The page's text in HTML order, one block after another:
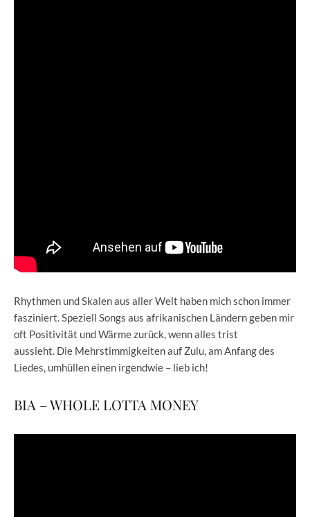
Rhythmen und Skalen aus aller Welt haben mich schon immer
fasziniert. Speziell Songs aus afrikanischen Ländern geben mir
oft Positivität und Wärme zurück, wenn alles trist
aussieht. Die Mehrstimmigkeiten auf Zulu, am Anfang des
Liedes, umhüllen einen irgendwie – lieb ich!
BIA – WHOLE LOTTA MONEY